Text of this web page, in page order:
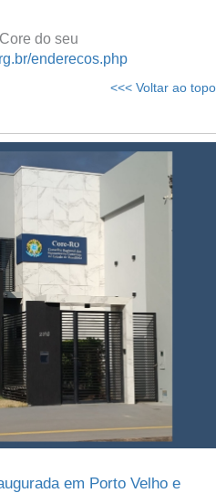
do seu
enderecos.php
<<< Voltar ao topo
em Porto Velho e